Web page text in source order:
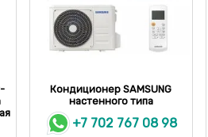
Кондиционер SAMSUNG
настенного типа
+7 702 767 08 98